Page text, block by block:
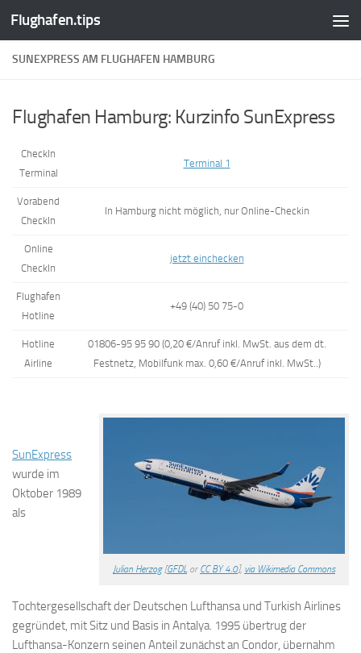
Zum Inhalt springen
Flughafen.tips
SUNEXPRESS AM FLUGHAFEN HAMBURG
Flughafen Hamburg: Kurzinfo SunExpress
CheckIn
Terminal
Terminal 1
Vorabend
CheckIn
In Hamburg nicht möglich, nur Online-Checkin
Online
CheckIn
jetzt einchecken
Flughafen
Hotline
+49 (40) 50 75-0
Hotline
Airline
01806-95 95 90 (0,20 €/Anruf inkl. MwSt. aus dem dt.
Festnetz, Mobilfunk max. 0,60 €/Anruf inkl. MwSt..)
Julian Herzog[GFDL or CC BY 4.0], via Wikimedia Commons
SunExpress
wurde im
Oktober 1989
als
Tochtergesellschaft der Deutschen Lufthansa und Turkish Airlines
gegründet, mit Sitz und Basis in Antalya. 1995 übertrug der
Lufthansa-Konzern seinen Anteil zunächst an Condor, übernahm